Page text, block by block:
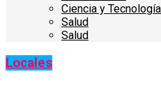
Ciencia y Tecnología
Salud
Salud
Locales